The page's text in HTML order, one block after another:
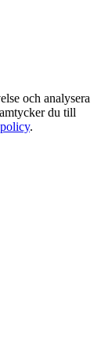
och analysera
du till
.